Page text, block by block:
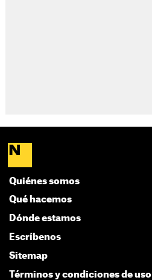
Quiénes somos
Qué hacemos
Dónde estamos
Escríbenos
Sitemap
Términos y condiciones de uso